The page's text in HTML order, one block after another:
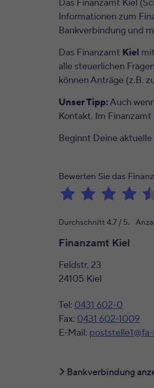
Das Finanzamt Kiel
Informationen zum
Bankverbindung und
Das Finanzamt Kiel
alle steuerlichen
können Anträge (z.B.
Unser Tipp:Auch
Kontakt. Im
Beginnt Deine
Bewerten Sie das
Durchschnitt 4.7 / 5.
Finanzamt Kiel
Feldstr. 23
24105 Kiel
Tel: 0431 602-0
Fax: 0431 602-1009
E-Mail:
Bankverbindung